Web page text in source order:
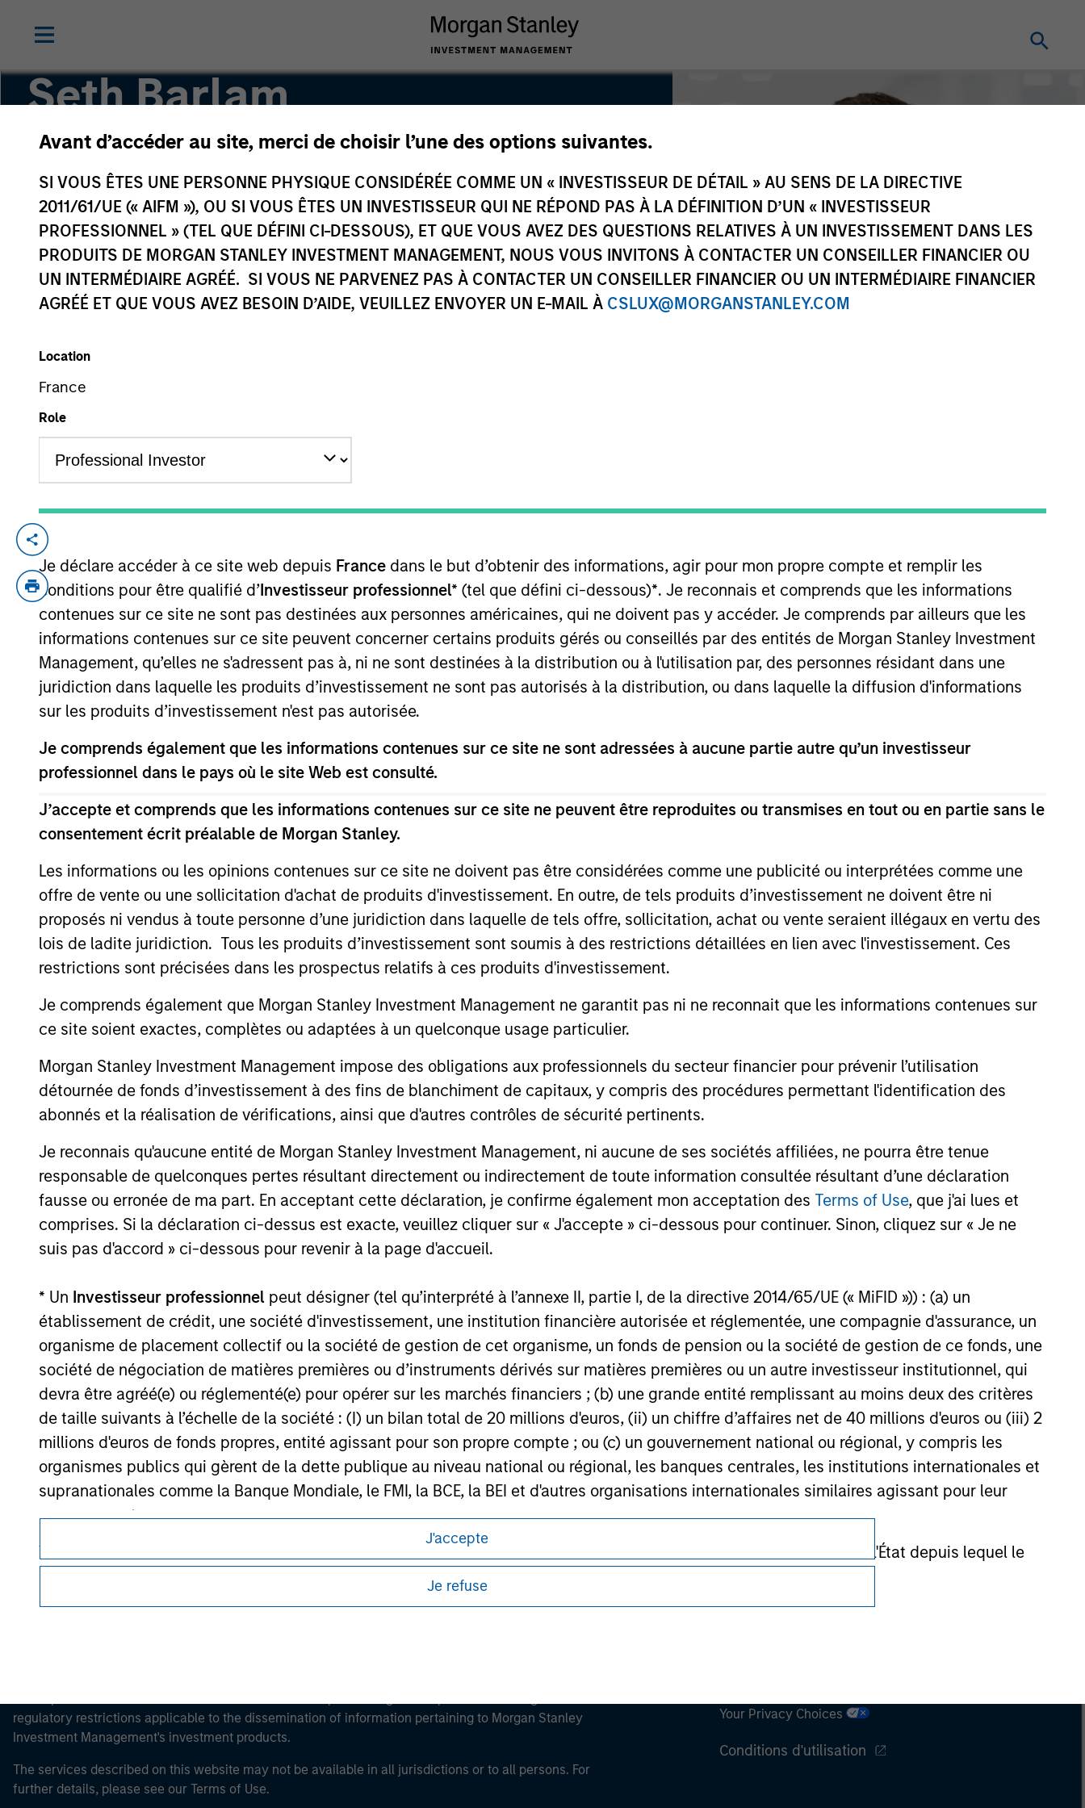
Avant d’accéder au site, merci de choisir l’une des options suivantes.
SI VOUS ÊTES UNE PERSONNE PHYSIQUE CONSIDÉRÉE COMME UN « INVESTISSEUR DE DÉTAIL » AU SENS DE LA DIRECTIVE
2011/61/UE (« AIFM »), OU SI VOUS ÊTES UN INVESTISSEUR QUI NE RÉPOND PAS À LA DÉFINITION D’UN « INVESTISSEUR
PROFESSIONNEL » (TEL QUE DÉFINI CI-DESSOUS), ET QUE VOUS AVEZ DES QUESTIONS RELATIVES À UN INVESTISSEMENT DANS LES
PRODUITS DE MORGAN STANLEY INVESTMENT MANAGEMENT, NOUS VOUS INVITONS À CONTACTER UN CONSEILLER FINANCIER OU
UN INTERMÉDIAIRE AGRÉÉ. SI VOUS NE PARVENEZ PAS À CONTACTER UN CONSEILLER FINANCIER OU UN INTERMÉDIAIRE FINANCIER
AGRÉÉ ET QUE VOUS AVEZ BESOIN D’AIDE, VEUILLEZ ENVOYER UN E-MAIL À CSLUX@MORGANSTANLEY.COM
Location
France
Role
Je déclare accéder à ce site web depuis France dans le but d’obtenir des informations, agir pour mon propre compte et remplir les
conditions pour être qualifié d’Investisseur professionnel* (tel que défini ci-dessous)*. Je reconnais et comprends que les informations
contenues sur ce site ne sont pas destinées aux personnes américaines, qui ne doivent pas y accéder. Je comprends par ailleurs que les
informations contenues sur ce site peuvent concerner certains produits gérés ou conseillés par des entités de Morgan Stanley Investment
Management, qu’elles ne s'adressent pas à, ni ne sont destinées à la distribution ou à l'utilisation par, des personnes résidant dans une
juridiction dans laquelle les produits d’investissement ne sont pas autorisés à la distribution, ou dans laquelle la diffusion d'informations
sur les produits d’investissement n'est pas autorisée.
Je comprends également que les informations contenues sur ce site ne sont adressées à aucune partie autre qu’un investisseur
professionnel dans le pays où le site Web est consulté.
J’accepte et comprends que les informations contenues sur ce site ne peuvent être reproduites ou transmises en tout ou en partie sans le
consentement écrit préalable de Morgan Stanley.
Les informations ou les opinions contenues sur ce site ne doivent pas être considérées comme une publicité ou interprétées comme une
offre de vente ou une sollicitation d'achat de produits d'investissement. En outre, de tels produits d’investissement ne doivent être ni
proposés ni vendus à toute personne d’une juridiction dans laquelle de tels offre, sollicitation, achat ou vente seraient illégaux en vertu des
lois de ladite juridiction. Tous les produits d’investissement sont soumis à des restrictions détaillées en lien avec l'investissement. Ces
restrictions sont précisées dans les prospectus relatifs à ces produits d'investissement.
Je comprends également que Morgan Stanley Investment Management ne garantit pas ni ne reconnait que les informations contenues sur
ce site soient exactes, complètes ou adaptées à un quelconque usage particulier.
Morgan Stanley Investment Management impose des obligations aux professionnels du secteur financier pour prévenir l’utilisation
détournée de fonds d’investissement à des fins de blanchiment de capitaux, y compris des procédures permettant l'identification des
abonnés et la réalisation de vérifications, ainsi que d'autres contrôles de sécurité pertinents.
Je reconnais qu'aucune entité de Morgan Stanley Investment Management, ni aucune de ses sociétés affiliées, ne pourra être tenue
responsable de quelconques pertes résultant directement ou indirectement de toute information consultée résultant d’une déclaration
fausse ou erronée de ma part. En acceptant cette déclaration, je confirme également mon acceptation des Terms of Use, que j'ai lues et
comprises. Si la déclaration ci-dessus est exacte, veuillez cliquer sur « J'accepte » ci-dessous pour continuer. Sinon, cliquez sur « Je ne
suis pas d'accord » ci-dessous pour revenir à la page d'accueil.
* Un Investisseur professionnel peut désigner (tel qu’interprété à l’annexe II, partie I, de la directive 2014/65/UE (« MiFID »)) : (a) un
établissement de crédit, une société d'investissement, une institution financière autorisée et réglementée, une compagnie d'assurance, un
organisme de placement collectif ou la société de gestion de cet organisme, un fonds de pension ou la société de gestion de ce fonds, une
société de négociation de matières premières ou d’instruments dérivés sur matières premières ou un autre investisseur institutionnel, qui
devra être agréé(e) ou réglementé(e) pour opérer sur les marchés financiers ; (b) une grande entité remplissant au moins deux des critères
de taille suivants à l’échelle de la société : (I) un bilan total de 20 millions d'euros, (ii) un chiffre d’affaires net de 40 millions d'euros ou (iii) 2
millions d'euros de fonds propres, entité agissant pour son propre compte ; ou (c) un gouvernement national ou régional, y compris les
organismes publics qui gèrent de la dette publique au niveau national ou régional, les banques centrales, les institutions internationales et
supranationales comme la Banque Mondiale, le FMI, la BCE, la BEI et d'autres organisations internationales similaires agissant pour leur
propre compte.
Veuillez noter que la notion d’Investisseur professionnel peut ne pas être définie par l'autorité de réglementation de l'État depuis lequel le
J'accepte
Je refuse
Seth Barlam
Operating Partner, Infrastructure Partners
YEARS OF INDUSTRY EXPERIENCE
25 Years
years at General Electric in roles of increasing responsibility, culminating as Senior Vice President at GE Energy Financial
Services. Seth has over 17 years of direct investing experience in the infrastructure sector, over which time he closed 18
transactions and managed 29 direct investments. Seth also spent 8 years in global operating roles at GE, spanning 12 business
units and 17 countries. Seth holds an MBA from Columbia University in New York, a B.S. in Computer Science and B.A. in
Mathematics, summa cum laude, from the State University of New York at Buffalo, and is a certified Six Sigma Black Belt.
Team Insights
Morgan Stanley
Infrastructure Partners to
Acquire Epic Energy
Morgan Stanley Investment Management,
Morgan Stanley Infrastructure Partners
(MSIP), its private infrastructure
investment platform, today announced
that it has agreed to acquire Epic Energy,
an Australian gas pipeline operator. The
transaction is expected to close in the
second half of 2026, subject to customary
regulatory approvals.
27-JUL-2026
Infrastructure 2026 Midyear
Outlook
We are currently observing a structural
megatrends. In data centers, compute is
shifting from a centralized model to a
distributed, multi-layered network, as
inference-driven and latency-sensitive
workloads scale. This expands demand
and reshapes where and how
infrastructure is deployed.
16-JUL-2026
Morgan Stanley
Infrastructure Partners
Enters into Agreement to
Nicollin Environnement
managed by Morgan Stanley
Infrastructure Partners (MSIP), its private
infrastructure investment platform, today
announced it has entered into exclusivity
and committed to complete the
acquisition of a majority stake in Nicollin
Environnement (Nicollin or the Company),
a family-owned French environmental
platform focused on waste collection and
10-JUL-2026
May not represent all Team Members.
The information on this page is for informational purposes only. The information contained herein does not constitute and should not be construed as an
offering of advisory services or an offer to sell or a solicitation of an offer to buy any securities in any jurisdiction in which such offer or solicitation,
purchase or sale would be unlawful under the securities, insurance or other laws of such jurisdiction.
All investing involves risks, including a loss of principal.
Please refer to the strategy detail page for important information on the strategy, including additional risk considerations.
Morgan Stanley
Morgan Stanley Careers
regulatory restrictions applicable to the dissemination of information pertaining to Morgan Stanley
Investment Management's investment products.
The services described on this website may not be available in all jurisdictions or to all persons. For
further details, please see our Terms of Use.
Your Privacy Choices
Conditions d'utilisation